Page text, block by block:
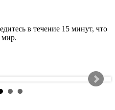
в течение 15 минут, что
мир.